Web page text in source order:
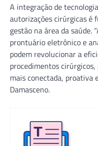
A integração de
autorizações cirúrgicas é
gestão na área da saúde.
prontuário eletrônico e
podem revolucionar a
procedimentos
mais conectada, proativa
Damasceno.